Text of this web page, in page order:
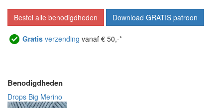
Bestel alle benodigdheden Download GRATIS patroon
Gratis verzending vanaf € 50,-*
Benodigdheden
Drops Big Merino